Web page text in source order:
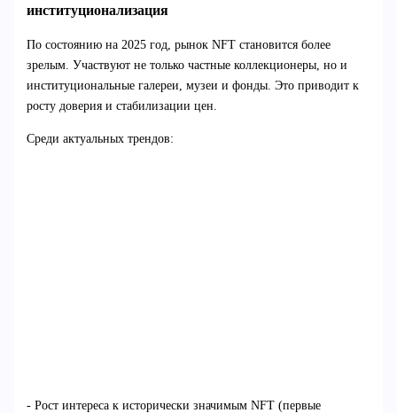
институционализация
По состоянию на 2025 год, рынок NFT становится более
зрелым. Участвуют не только частные коллекционеры, но и
институциональные галереи, музеи и фонды. Это приводит к
росту доверия и стабилизации цен.
Среди актуальных трендов:
- Рост интереса к исторически значимым NFT (первые